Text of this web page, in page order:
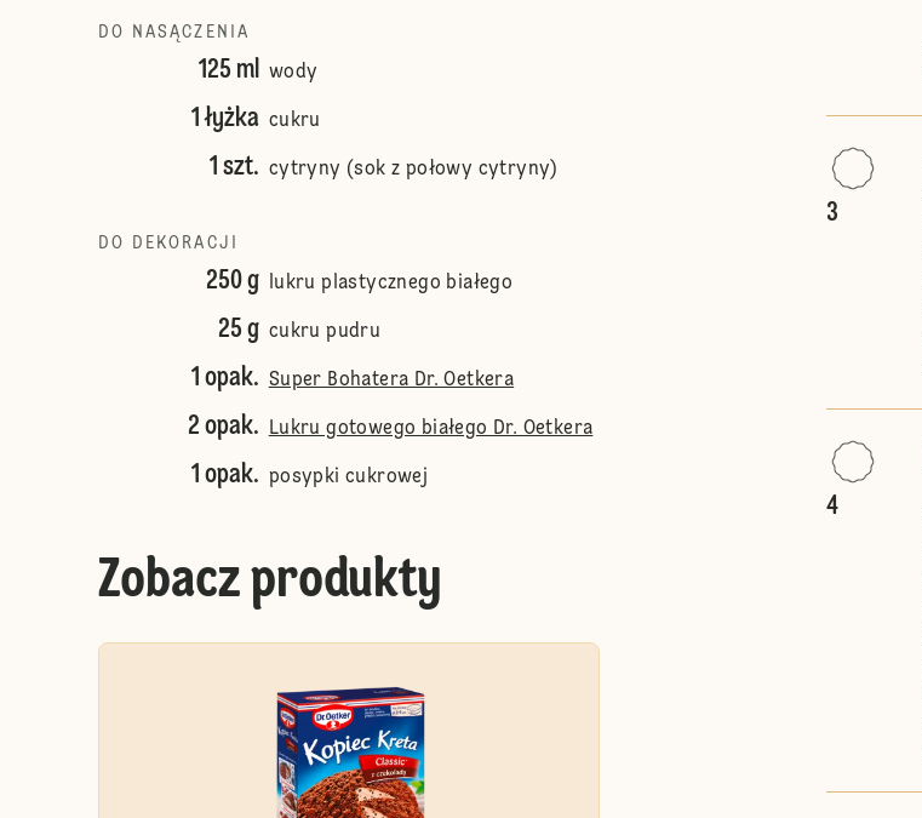
DO NASĄCZENIA
125 ml wody
1 łyżka cukru
1 szt. cytryny (sok z połowy cytryny)
DO DEKORACJI
250 g lukru plastycznego białego
25 g cukru pudru
1 opak. Super Bohatera Dr. Oetkera
2 opak. Lukru gotowego białego Dr. Oetkera
1 opak. posypki cukrowej
Zobacz produkty
3
4